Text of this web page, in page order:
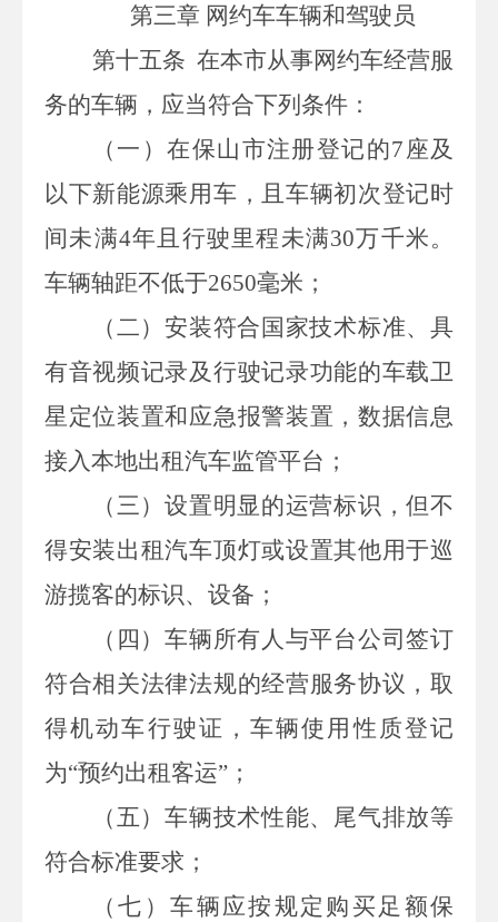
第三章 网约车车辆和驾驶员
第十五条 在本市从事网约车经营服
务的车辆，应当符合下列条件：
（一）在保山市注册登记的7 座及
以下新能源乘用车，且车辆初次登记时
间未满4年且行驶里程未满30万千米。
车辆轴距不低于2650毫米 ；
（二）安装符合国家技术标准、具
有音视频记录及行驶记录功能的车载卫
星定位装置和应急报警装置，数据信息
接入本地出租汽车监管平台；
（三）设置明显的运营标识，但不
得安装出租汽车顶灯或设置其他用于巡
游揽客的标识、设备；
（四）车辆所有人与平台公司签订
符合相关法律法规的经营服务协议，取
得机动车行驶证，车辆使用性质登记
为“预约出租客运”；
（五）车辆技术性能、尾气排放等
符合标准要求；
（七）车辆应按规定购买足额保